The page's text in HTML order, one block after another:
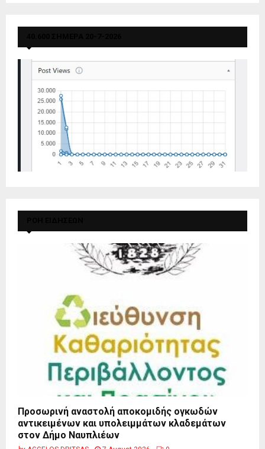
Προσωρινή αναστολή αποκομιδής ογκωδών
αντικειμένων και υπολειμμάτων κλαδεμάτων
στον Δήμο Ναυπλιέων